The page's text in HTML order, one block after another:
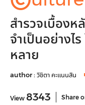
สำรวจเบื้องห
จำเป็นอย่างไ
หลาย
author :วิชิตา คะแนนสิน
View 8343 Share